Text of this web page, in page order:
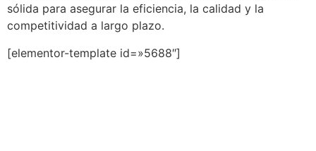
sólida para asegurar la eficiencia, la calidad y la
competitividad a largo plazo.
[elementor-template id=»5688″]